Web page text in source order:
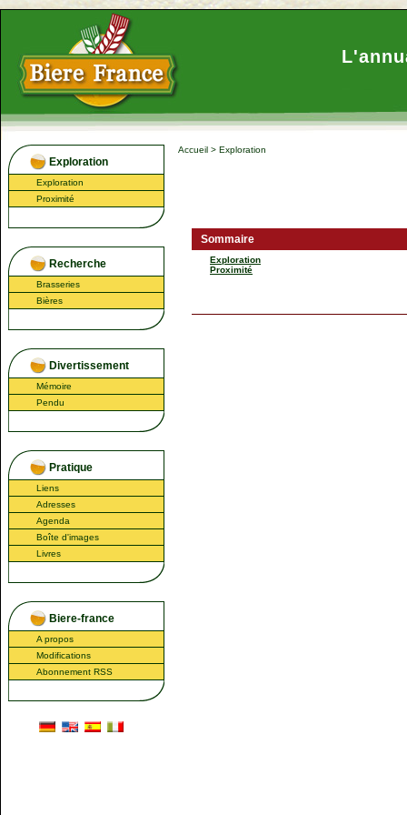
Exploration
Exploration
Proximité
Recherche
Brasseries
Bières
Divertissement
Mémoire
Pendu
Pratique
Liens
Adresses
Agenda
Boîte d'images
Livres
Biere-france
A propos
Modifications
Abonnement RSS
Accueil > Exploration
Sommaire
Exploration
Proximité